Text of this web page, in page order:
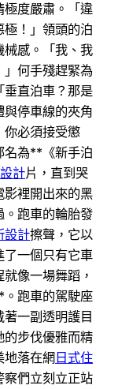
極度嚴肅。「違
！」領頭的泊
械感。「我、我
」何手殘趕緊為
垂直泊車？那是
停車線的夾角
必須接受懲
名為**《新手泊
計片，直到哭
影裡開出來的黑
。跑車的輪胎發
設計擦聲，它以
了一個只有它車
像一場舞蹈，
跑車的駕駛座
一副透明護目
的步伐優雅而精
地落在網 日式住
察們立刻立正站